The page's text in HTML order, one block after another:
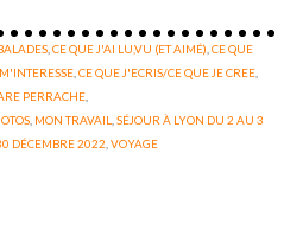
,CE QUE J'AI LU,VU (ET AIMÉ) ,CE QUE
,CE QUE J'ECRIS/CE QUE JE CREE
PERRACHE
MON TRAVAIL ,SÉJOUR À LYON DU 2 AU 3
DÉCEMBRE 2022 ,VOYAGE